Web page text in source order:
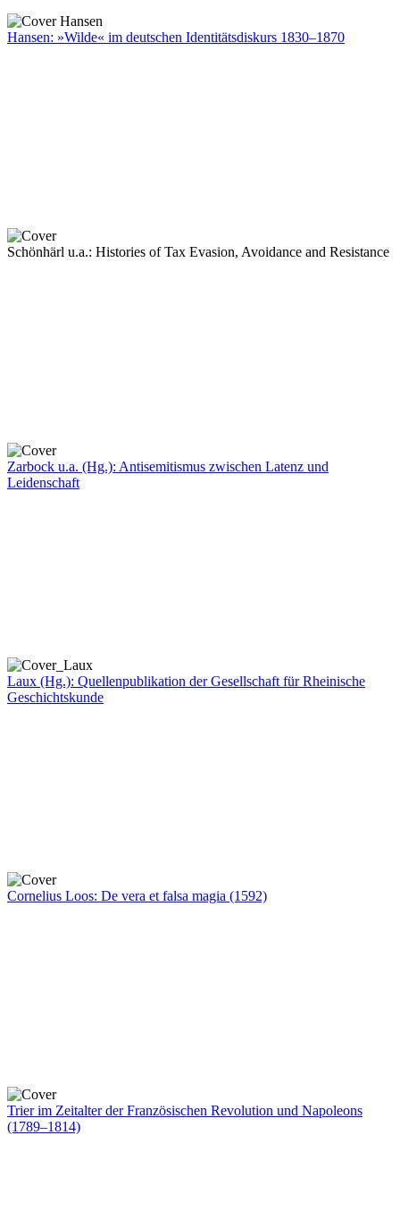
Hansen: »Wilde« im deutschen Identitätsdiskurs 1830–1870
Schönhärl u.a.: Histories of Tax Evasion, Avoidance and Resistance
Zarbock u.a. (Hg.): Antisemitismus zwischen Latenz und
Leidenschaft
Laux (Hg.): Quellenpublikation der Gesellschaft für Rheinische
Geschichtskunde
Cornelius Loos: De vera et falsa magia (1592)
Trier im Zeitalter der Französischen Revolution und Napoleons
(1789–1814)